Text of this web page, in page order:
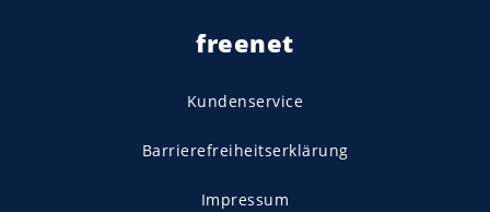
freenet
Kundenservice
Barrierefreiheitserklärung
Impressum